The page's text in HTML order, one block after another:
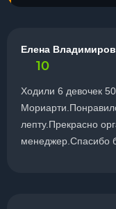
Елена
10
Ходили 6 девочек
лепту.Прекрасно
менеджер.Спасибо